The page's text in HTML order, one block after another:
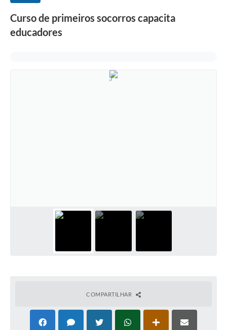
Curso de primeiros socorros capacita
educadores
COMPARTILHAR